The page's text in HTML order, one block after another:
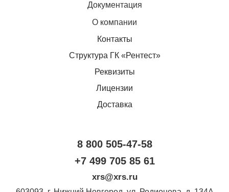
Документация
О компании
Контакты
Структура ГК «Рентест»
Реквизиты
Лицензии
Доставка
8 800 505-47-58
+7 499 705 85 61
xrs@xrs.ru